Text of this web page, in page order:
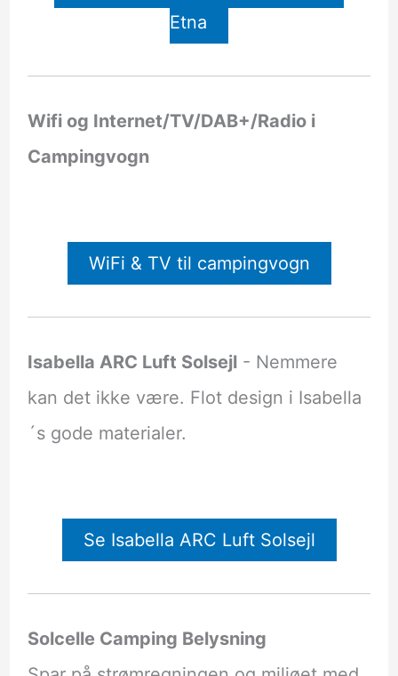
Etna
Wifi og Internet/TV/DAB+/Radio i
Campingvogn
WiFi & TV til campingvogn
Isabella ARC Luft Solsejl- Nemmere
kan det ikke være. Flot design i Isabella
´s gode materialer.
Se Isabella ARC Luft Solsejl
Solcelle Camping Belysning